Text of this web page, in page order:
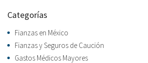
Categorías
Fianzas en México
Fianzas y Seguros de Caución
Gastos Médicos Mayores